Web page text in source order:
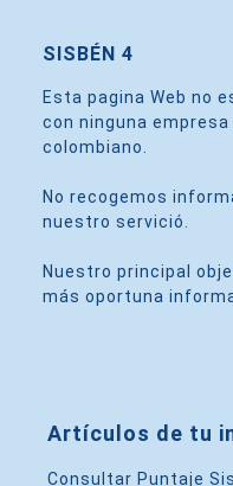
SISBÉN 4
Esta pagina Web no
con ninguna
colombiano.
No recogemos
nuestro servició.
Nuestro principal
más oportuna
Artículos de tu
Consultar Puntaje